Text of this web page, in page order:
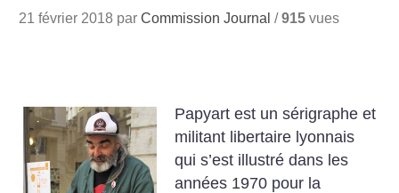
21 février 2018 parCommission Journal /915 vues
Papyart est un sérigraphe et
militant libertaire lyonnais
qui s’est illustré dans les
années 1970 pour la